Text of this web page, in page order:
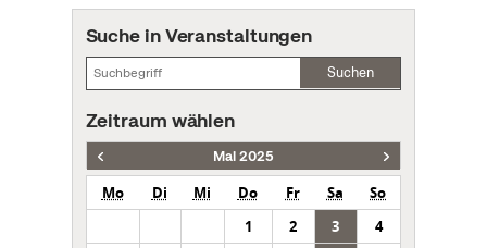
Suche in Veranstaltungen
Suchen
Zeitraum wählen
Mai 2025
Mo Di Mi Do Fr Sa
So
1
2 3
4